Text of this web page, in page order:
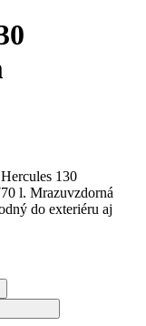
130
l. Mrazuvzdorná
do exteriéru aj